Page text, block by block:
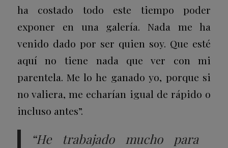
ha costado todo este tiempo poder
exponer en una galería. Nada me ha
venido dado por ser quien soy. Que esté
aquí no tiene nada que ver con mi
parentela. Me lo he ganado yo, porque si
no valiera, me echarían igual de rápido o
incluso antes”.
“He trabajado mucho para